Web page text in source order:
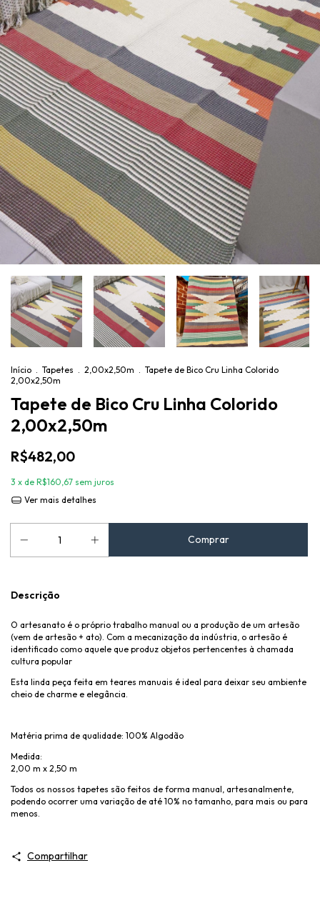
Início . Tapetes . 2,00x2,50m . Tapete de Bico Cru Linha Colorido
2,00x2,50m
Tapete de Bico Cru Linha Colorido
2,00x2,50m
R$482,00
3 x de R$160,67 sem juros
Ver mais detalhes
Descrição
O artesanato é o próprio trabalho manual ou a produção de um artesão
(vem de artesão + ato). Com a mecanização da indústria, o artesão é
identificado como aquele que produz objetos pertencentes à chamada
cultura popular
Esta linda peça feita em teares manuais é ideal para deixar seu ambiente
cheio de charme e elegância.
Matéria prima de qualidade: 100% Algodão
Medida:
2,00 m x 2,50 m
Todos os nossos tapetes são feitos de forma manual, artesanalmente,
podendo ocorrer uma variação de até 10% no tamanho, para mais ou para
menos.
Compartilhar